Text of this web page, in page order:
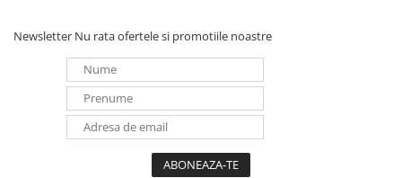
Acumulatori UPS
Drumetii / Camping
Newsletter Nu rata ofertele si promotiile noastre